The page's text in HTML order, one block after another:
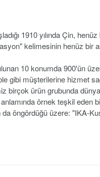
1910 yılında Çin,
kelimesinin henüz bir
10 konumda 900'ün
gibi müşterilerine hizmet
birçok ürün grubunda
örnek teşkil eden
da öngördüğü üzere: "IKA-